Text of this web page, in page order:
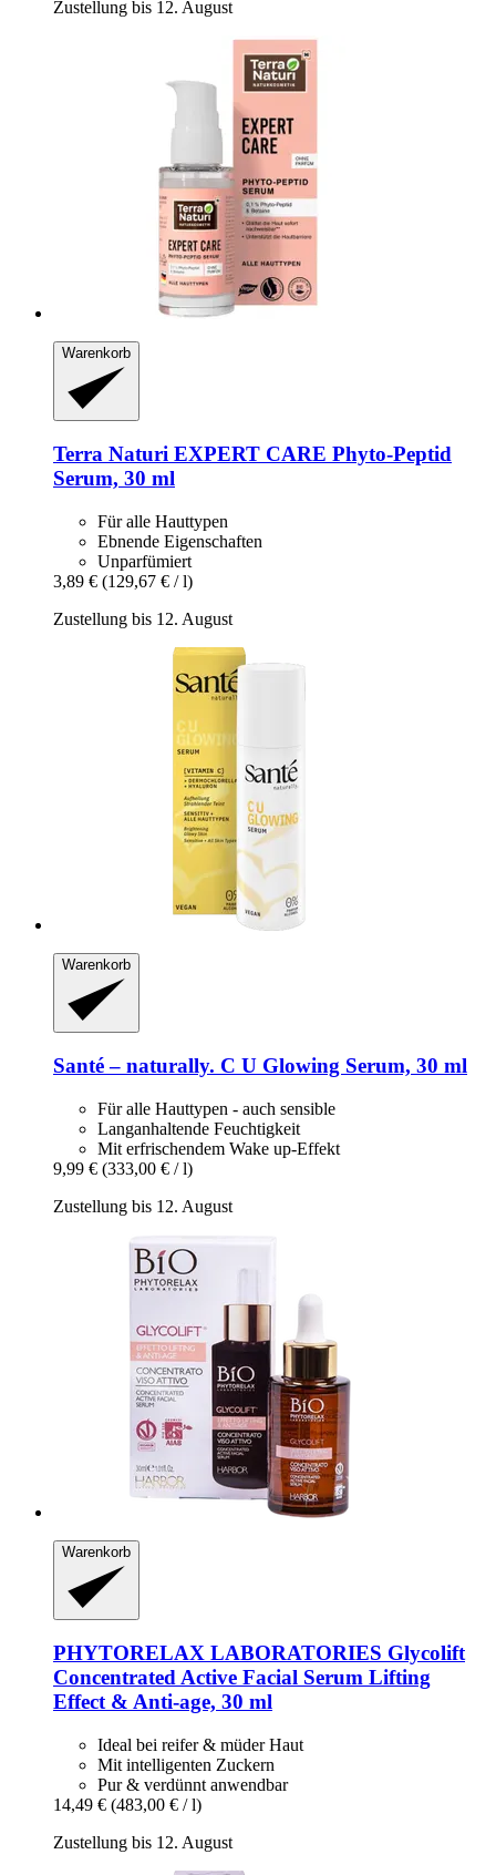
Zustellung bis 12. August
Warenkorb
Terra Naturi EXPERT CARE Phyto-​Peptid
Serum, 30 ml
Für alle Hauttypen
Ebnende Eigenschaften
Unparfümiert
3,89 € (129,67 € / l)
Zustellung bis 12. August
Warenkorb
Santé – naturally. C U Glowing Serum, 30 ml
Für alle Hauttypen - auch sensible
Langanhaltende Feuchtigkeit
Mit erfrischendem Wake up-Effekt
9,99 € (333,00 € / l)
Zustellung bis 12. August
Warenkorb
PHYTORELAX LABORATORIES Glycolift
Concentrated Active Facial Serum Lifting
Effect & Anti-​age, 30 ml
Ideal bei reifer & müder Haut
Mit intelligenten Zuckern
Pur & verdünnt anwendbar
14,49 € (483,00 € / l)
Zustellung bis 12. August